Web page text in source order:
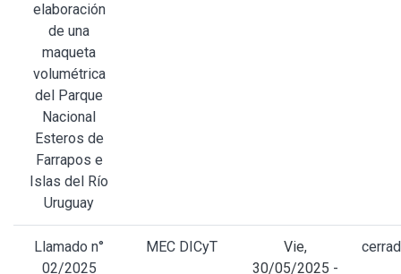
elaboración
de una
maqueta
volumétrica
del Parque
Nacional
Esteros de
Farrapos e
Islas del Río
Uruguay
Llamado n°
02/2025
MEC DICyT
Vie,
30/05/2025 -